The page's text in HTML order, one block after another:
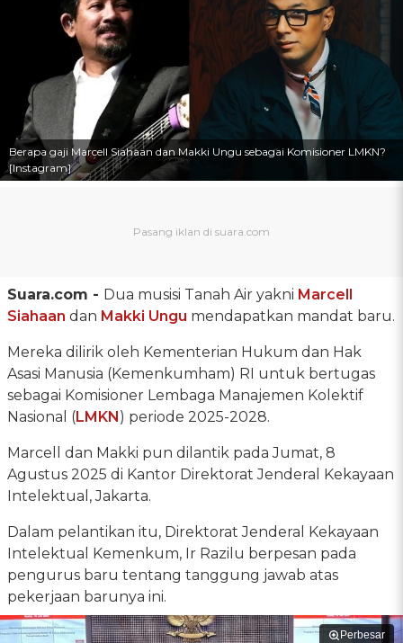
Berapa gaji Marcell Siahaan dan Makki Ungu sebagai Komisioner LMKN?
[Instagram]
Suara.com - Dua musisi Tanah Air yakni Marcell
Siahaan dan Makki Ungu mendapatkan mandat baru.
Mereka dilirik oleh Kementerian Hukum dan Hak
Asasi Manusia (Kemenkumham) RI untuk bertugas
sebagai Komisioner Lembaga Manajemen Kolektif
Nasional (LMKN) periode 2025-2028.
Marcell dan Makki pun dilantik pada Jumat, 8
Agustus 2025 di Kantor Direktorat Jenderal Kekayaan
Intelektual, Jakarta.
Dalam pelantikan itu, Direktorat Jenderal Kekayaan
Intelektual Kemenkum, Ir Razilu berpesan pada
pengurus baru tentang tanggung jawab atas
pekerjaan barunya ini.
Perbesar